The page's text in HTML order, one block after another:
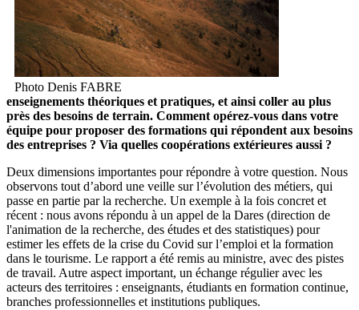
Photo Denis FABRE
enseignements théoriques et pratiques, et ainsi coller au plus
près des besoins de terrain. Comment opérez-vous dans votre
équipe pour proposer des formations qui répondent aux besoins
des entreprises ? Via quelles coopérations extérieures aussi ?
Deux dimensions importantes pour répondre à votre question. Nous
observons tout d’abord une veille sur l’évolution des métiers, qui
passe en partie par la recherche. Un exemple à la fois concret et
récent : nous avons répondu à un appel de la Dares (direction de
l'animation de la recherche, des études et des statistiques) pour
estimer les effets de la crise du Covid sur l’emploi et la formation
dans le tourisme. Le rapport a été remis au ministre, avec des pistes
de travail. Autre aspect important, un échange régulier avec les
acteurs des territoires : enseignants, étudiants en formation continue,
branches professionnelles et institutions publiques.